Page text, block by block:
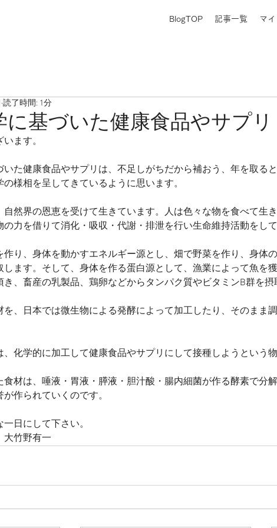
BlogTOP 記事一覧 マ
に基づいた健康食品やサプリ
読了時間: 1分
ます。
いた健康食品やサプリは、不足しがちだから補おう、年を取る
の様相を呈してきているように思います。
自然界の恩恵を受けて生きています。人は色々な物を食べて生
の力を借りて消化・吸収・代謝・排泄を行い生命維持活動をして
作り、身体を動かすエネルギー源とし、畑で野菜を作り、身体
します。そして、身体を作る蛋白源として、漁業によって魚を
き、畜産の乳製品、鶏卵などからタンパク質やビタミンB群を摂
を、日本では微生物による発酵によって加工したり、そのまま
、化学的に加工して健康食品やサプリにして接種しようという物
食材は、唾液・胃液・膵液・胆汁酸・腸内細菌が作る酵素で分
作られていくのです。
日にして下さい。
大竹野有一